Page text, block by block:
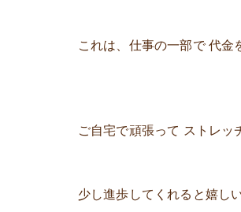
これは、仕事の一部で 代
ご自宅で頑張って ストレ
少し進歩してくれると嬉し